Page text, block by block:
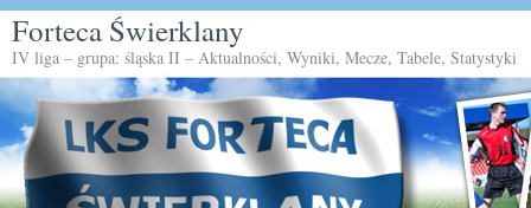
Forteca Świerklany
IV liga – grupa: śląska II – Aktualności, Wyniki, Mecze, Tabele, Statystyki